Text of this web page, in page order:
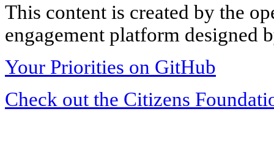
This content is created by the
engagement platform designed
Your Priorities on GitHub
Check out the Citizens